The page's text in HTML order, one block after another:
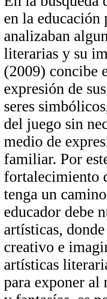
en la educación
analizaban
literarias y su
(2009) concibe
expresión de
seres
del juego sin
medio de
familiar. Por
fortalecimiento
tenga un
educador debe
artísticas,
creativo e
artísticas
para exponer al